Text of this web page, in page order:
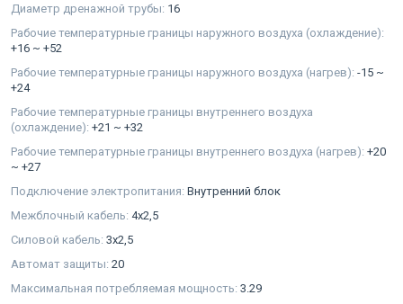
Диаметр дренажной трубы: 16
Рабочие температурные границы наружного воздуха (охлаждение):
+16 ~ +52
Рабочие температурные границы наружного воздуха (нагрев): -15 ~
+24
Рабочие температурные границы внутреннего воздуха
(охлаждение): +21 ~ +32
Рабочие температурные границы внутреннего воздуха (нагрев): +20
~ +27
Подключение электропитания: Внутренний блок
Межблочный кабель: 4x2,5
Силовой кабель: 3x2,5
Автомат защиты: 20
Максимальная потребляемая мощность: 3.29